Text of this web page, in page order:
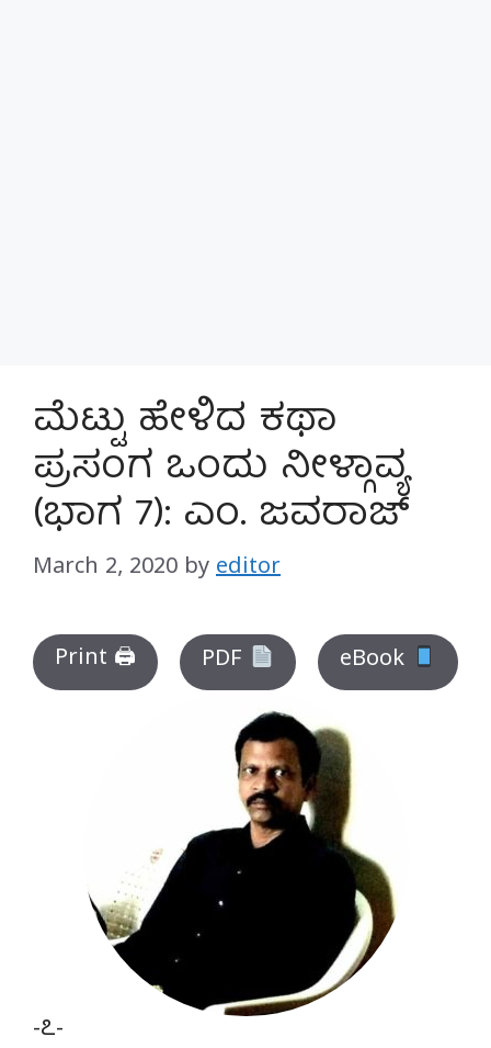
ಮೆಟ್ಟು ಹೇಳಿದ ಕಥಾ
ಪ್ರಸಂಗ ಒಂದು ನೀಳ್ಗಾವ್ಯ
(ಭಾಗ 7): ಎಂ. ಜವರಾಜ್
March 2, 2020 by editor
Print 🖨 PDF eBook
-೭-